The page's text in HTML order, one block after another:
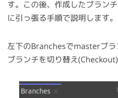
す。この後、作成したブラン
に引っ張る手順で説明します。
左下のBranchesでmasterブラ
ブランチを切り替え(Checkout)